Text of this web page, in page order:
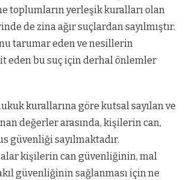
toplumların yerleşik kuralları olan
de zina ağır suçlardan sayılmıştır.
tarumar eden ve nesillerin
eden bu suç için derhal önlemler
kurallarına göre kutsal sayılan ve
değerler arasında, kişilerin can,
güvenliği sayılmaktadır.
kişilerin can güvenliğinin, mal
güvenliğinin sağlanması için ne